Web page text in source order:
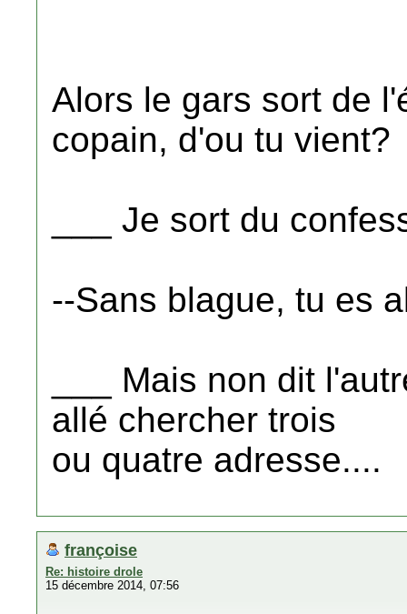
Alors le gars sort de
copain, d'ou tu vient?
___ Je sort du
--Sans blague, tu es
___ Mais non dit
allé chercher trois
ou quatre adresse....
françoise
Re: histoire drole
15 décembre 2014, 07:56